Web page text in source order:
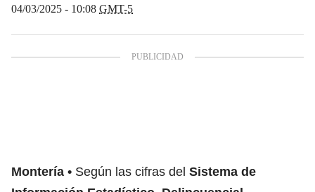
04/03/2025 - 10:08 GMT-5
Montería Según las cifras del Sistema de